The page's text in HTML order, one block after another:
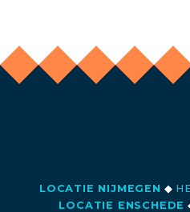
LOCATIE NIJMEGEN ◆
LOCATIE ENSCHEDE